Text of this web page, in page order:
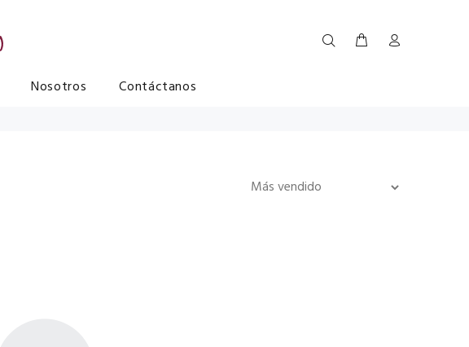
Nosotros Contáctanos